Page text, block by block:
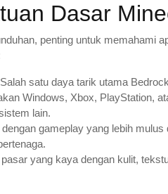
Dasar
penting untuk memahami
satu daya tarik utama
Windows, Xbox, PlayStation,
lain.
gameplay yang lebih
yang kaya dengan kulit,